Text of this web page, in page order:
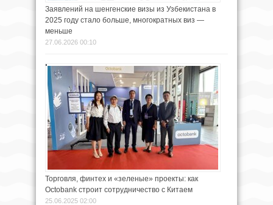
Заявлений на шенгенские визы из Узбекистана в
2025 году стало больше, многократных виз —
меньше
27.06.2026 00:10
Торговля, финтех и «зеленые» проекты: как
Octobank строит сотрудничество с Китаем
25.06.2025 02:00